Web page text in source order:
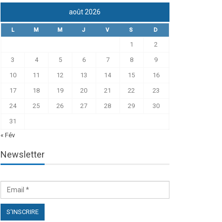
août 2026
L M M J V S D
1 2
3 4 5 6 7 8 9
10 11 12 13 14 15 16
17 18 19 20 21 22 23
24 25 26 27 28 29 30
31
« Fév
Newsletter